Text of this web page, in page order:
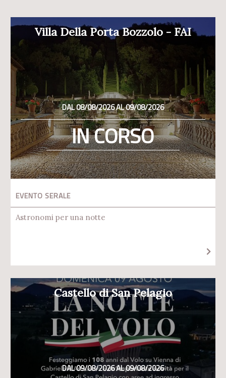
Villa Della Porta Bozzolo - FAI
DAL 08/08/2026 AL 09/08/2026
IN CORSO
EVENTO SERALE
Astronomi per una notte
Castello di San Pelagio
DAL 09/08/2026 AL 09/08/2026